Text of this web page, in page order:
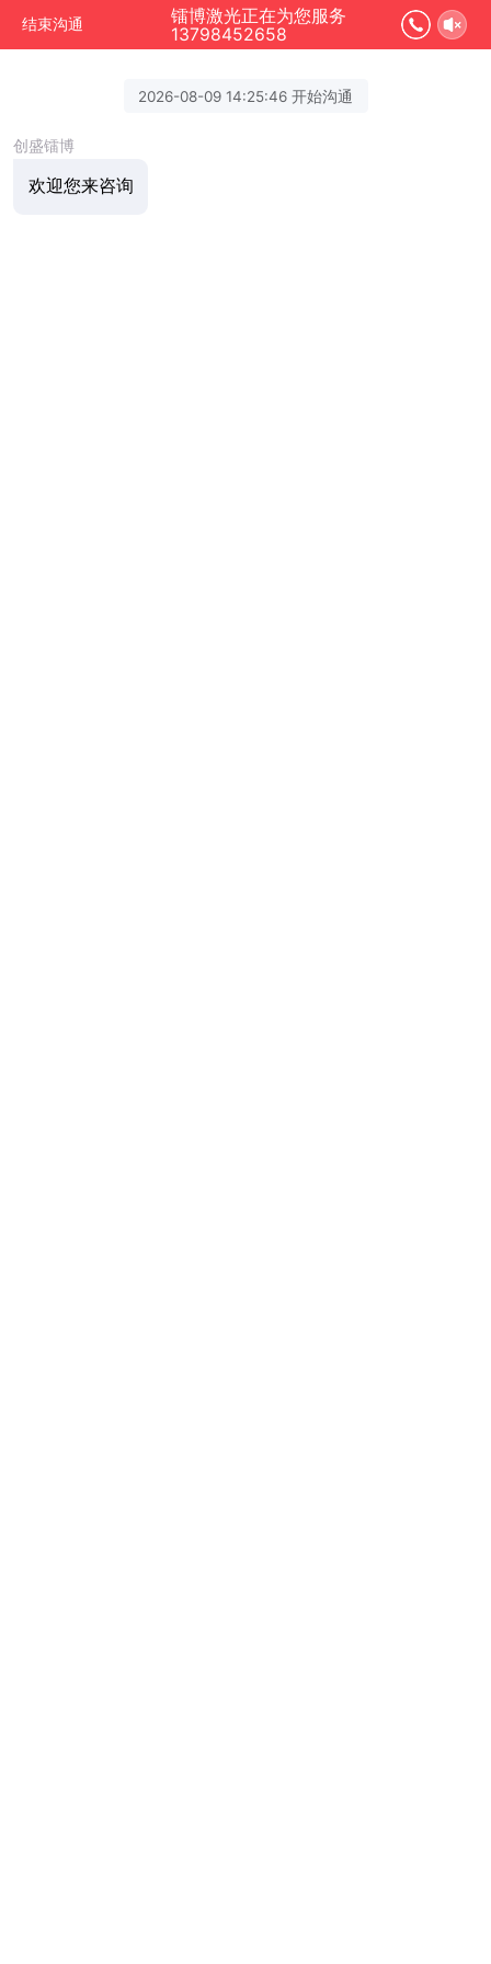
结束沟通
镭博激光正在为您服务
13798452658
2026-08-09 14:25:46 开始沟通
创盛镭博
欢迎您来咨询